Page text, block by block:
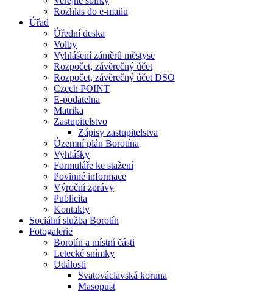
Rozhlas do e-mailu
Úřad
Úřední deska
Volby
Vyhlášení záměrů městyse
Rozpočet, závěrečný účet
Rozpočet, závěrečný účet DSO
Czech POINT
E-podatelna
Matrika
Zastupitelstvo
Zápisy zastupitelstva
Územní plán Borotína
Vyhlášky
Formuláře ke stažení
Povinné informace
Výroční zprávy
Publicita
Kontakty
Sociální služba Borotín
Fotogalerie
Borotín a místní části
Letecké snímky
Události
Svatováclavská koruna
Masopust